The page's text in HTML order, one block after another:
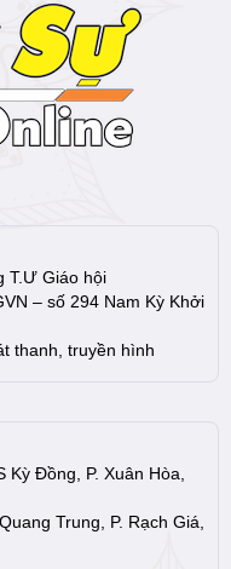
T.Ư Giáo hội
– số 294 Nam Kỳ Khởi
thanh, truyền hình
Kỳ Đồng, P. Xuân Hòa,
Trung, P. Rạch Giá,